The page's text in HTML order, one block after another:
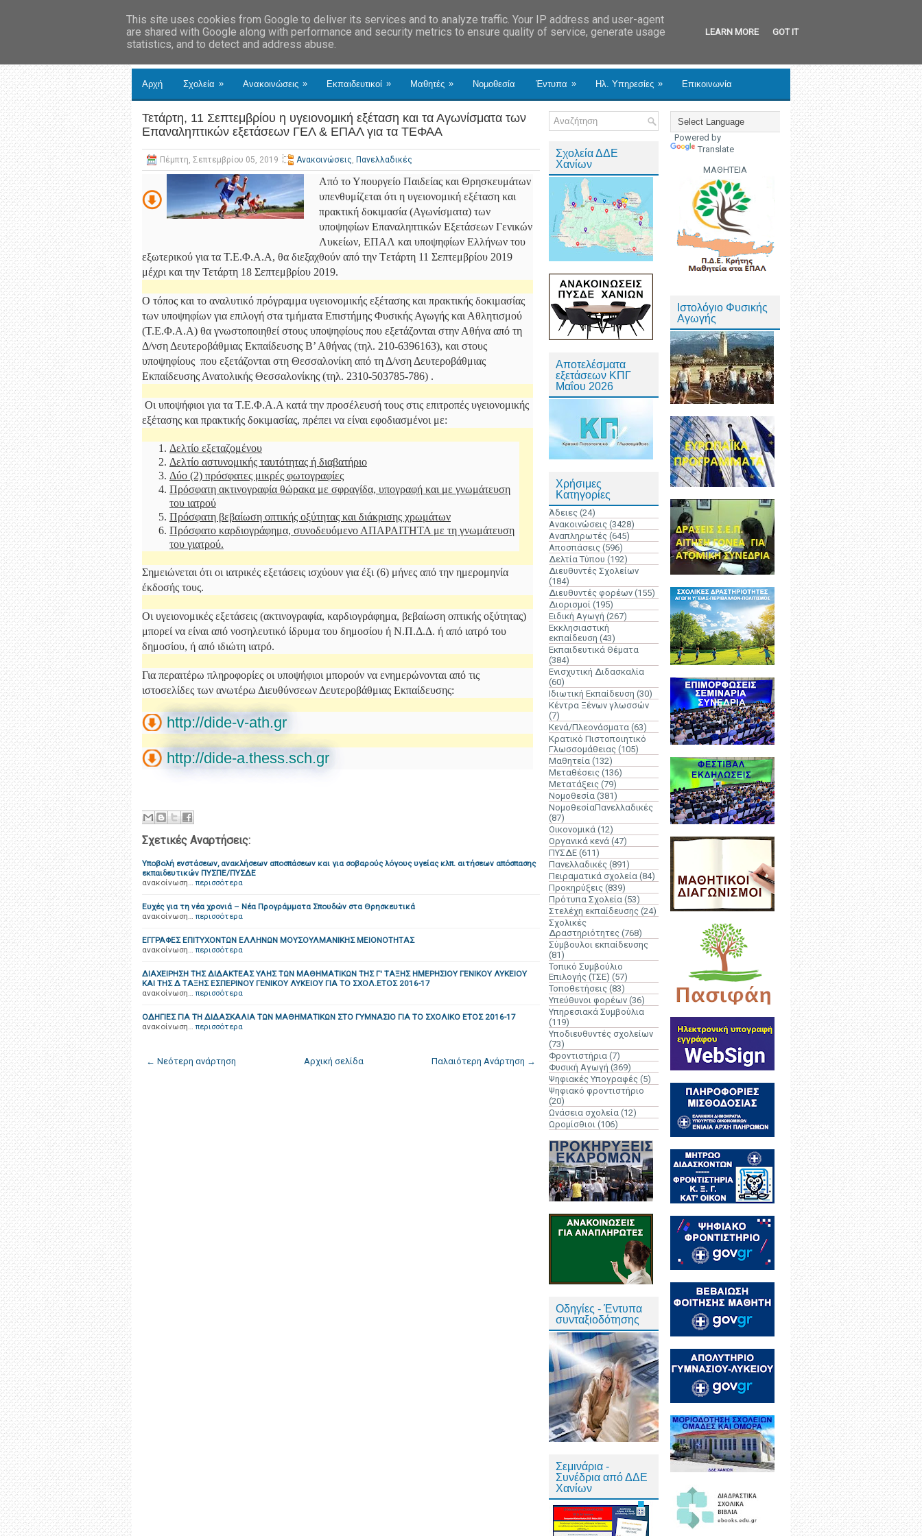
Αρχή Σχολεία » Ανακοινώσεις » Εκπαιδευτικοί » Μαθητές » Νομοθεσία Έντυπα » Ηλ. Υπηρεσίες » Επικοινωνία
Τετάρτη, 11 Σεπτεμβρίου η υγειονομική εξέταση και τα Αγωνίσματα των
Επαναληπτικών εξετάσεων ΓΕΛ & ΕΠΑΛ για τα ΤΕΦΑΑ
Πέμπτη, Σεπτεμβρίου 05, 2019 Ανακοινώσεις, Πανελλαδικές
Από το Υπουργείο Παιδείας και Θρησκευμάτων
υπενθυμίζεται ότι η υγειονομική εξέταση και
πρακτική δοκιμασία (Αγωνίσματα) των
υποψηφίων Επαναληπτικών Εξετάσεων Γενικών
Λυκείων, ΕΠΑΛ και υποψηφίων Ελλήνων του
εξωτερικού για τα Τ.Ε.Φ.Α.Α, θα διεξαχθούν από την Tετάρτη 11 Σεπτεμβρίου 2019
μέχρι και την Τετάρτη 18 Σεπτεμβρίου 2019.
Ο τόπος και το αναλυτικό πρόγραμμα υγειονομικής εξέτασης και πρακτικής δοκιμασίας
των υποψηφίων για επιλογή στα τμήματα Επιστήμης Φυσικής Αγωγής και Αθλητισμού
(Τ.Ε.Φ.Α.Α) θα γνωστοποιηθεί στους υποψηφίους που εξετάζονται στην Αθήνα από τη
Δ/νση Δευτεροβάθμιας Εκπαίδευσης Β’ Αθήνας (τηλ. 210-6396163), και στους
υποψηφίους που εξετάζονται στη Θεσσαλονίκη από τη Δ/νση Δευτεροβάθμιας
Εκπαίδευσης Ανατολικής Θεσσαλονίκης (τηλ. 2310-503785-786) .
Οι υποψήφιοι για τα Τ.Ε.Φ.Α.Α κατά την προσέλευσή τους στις επιτροπές υγειονομικής
εξέτασης και πρακτικής δοκιμασίας, πρέπει να είναι εφοδιασμένοι με:
Δελτίο εξεταζομένου
Δελτίο αστυνομικής ταυτότητας ή διαβατήριο
Δύο (2) πρόσφατες μικρές φωτογραφίες
Πρόσφατη ακτινογραφία θώρακα με σφραγίδα, υπογραφή και με γνωμάτευση
του ιατρού
Πρόσφατη βεβαίωση οπτικής οξύτητας και διάκρισης χρωμάτων
Πρόσφατο καρδιογράφημα, συνοδευόμενο ΑΠΑΡΑΙΤΗΤΑ με τη γνωμάτευση
του γιατρού.
Σημειώνεται ότι οι ιατρικές εξετάσεις ισχύουν για έξι (6) μήνες από την ημερομηνία
έκδοσής τους.
Οι υγειονομικές εξετάσεις (ακτινογραφία, καρδιογράφημα, βεβαίωση οπτικής οξύτητας)
μπορεί να είναι από νοσηλευτικό ίδρυμα του δημοσίου ή Ν.Π.Δ.Δ. ή από ιατρό του
δημοσίου, ή από ιδιώτη ιατρό.
Για περαιτέρω πληροφορίες οι υποψήφιοι μπορούν να ενημερώνονται από τις
ιστοσελίδες των ανωτέρω Διευθύνσεων Δευτεροβάθμιας Εκπαίδευσης:
http://dide-v-ath.gr
http://dide-a.thess.sch.gr
Σχετικές Αναρτήσεις:
Υποβολή ενστάσεων, ανακλήσεων αποσπάσεων και για σοβαρούς λόγους υγείας κλπ. αιτήσεων απόσπασης
εκπαιδευτικών ΠΥΣΠΕ/ΠΥΣΔΕ
ανακοίνωση… περισσότερα
Ευχές για τη νέα χρονιά – Νέα Προγράμματα Σπουδών στα Θρησκευτικά
ανακοίνωση… περισσότερα
ΕΓΓΡΑΦΕΣ ΕΠΙΤΥΧΟΝΤΩΝ ΕΛΛΗΝΩΝ ΜΟΥΣΟΥΛΜΑΝΙΚΗΣ ΜΕΙΟΝΟΤΗΤΑΣ
ανακοίνωση… περισσότερα
ΔΙΑΧΕΙΡΗΣΗ ΤΗΣ ΔΙΔΑΚΤΕΑΣ ΥΛΗΣ ΤΩΝ ΜΑΘΗΜΑΤΙΚΩΝ ΤΗΣ Γ' ΤΑΞΗΣ ΗΜΕΡΗΣΙΟΥ ΓΕΝΙΚΟΥ ΛΥΚΕΙΟΥ
ΚΑΙ ΤΗΣ Δ ΤΑΞΗΣ ΕΣΠΕΡΙΝΟΥ ΓΕΝΙΚΟΥ ΛΥΚΕΙΟΥ ΓΙΑ ΤΟ ΣΧΟΛ.ΕΤΟΣ 2016-17
ανακοίνωση… περισσότερα
ΟΔΗΓΙΕΣ ΓΙΑ ΤΗ ΔΙΔΑΣΚΑΛΙΑ ΤΩΝ ΜΑΘΗΜΑΤΙΚΩΝ ΣΤΟ ΓΥΜΝΑΣΙΟ ΓΙΑ ΤΟ ΣΧΟΛΙΚΟ ΕΤΟΣ 2016-17
ανακοίνωση… περισσότερα
← Νεότερη ανάρτηση Παλαιότερη Ανάρτηση →
Αρχική σελίδα
Σχολεία ΔΔΕ
Χανίων
Αποτελέσματα
εξετάσεων ΚΠΓ
Μαΐου 2026
Χρήσιμες
Κατηγορίες
Άδειες (24)
Ανακοινώσεις (3428)
Αναπληρωτές (645)
Αποσπάσεις (596)
Δελτία Τύπου (192)
Διευθυντές Σχολείων
(184)
Διευθυντές φορέων (155)
Διορισμοί (195)
Ειδική Αγωγή (267)
Εκκλησιαστική
εκπαίδευση (43)
Εκπαιδευτικά Θέματα
(384)
Ενισχυτική Διδασκαλία
(60)
Ιδιωτική Εκπαίδευση (30)
Κέντρα Ξένων γλωσσών
(7)
Κενά/Πλεονάσματα (63)
Κρατικό Πιστοποιητικό
Γλωσσομάθειας (105)
Μαθητεία (132)
Μεταθέσεις (136)
Μετατάξεις (79)
Νομοθεσία (381)
ΝομοθεσίαΠανελλαδικές
(87)
Οικονομικά (12)
Οργανικά κενά (47)
ΠΥΣΔΕ (611)
Πανελλαδικές (891)
Πειραματικά σχολεία (84)
Προκηρύξεις (839)
Πρότυπα Σχολεία (53)
Στελέχη εκπαίδευσης (24)
Σχολικές
Δραστηριότητες (768)
Σύμβουλοι εκπαίδευσης
(81)
Τοπικό Συμβούλιο
Επιλογής (ΤΣΕ) (57)
Τοποθετήσεις (83)
Υπεύθυνοι φορέων (36)
Υπηρεσιακά Συμβούλια
(119)
Υποδιευθυντές σχολείων
(73)
Φροντιστήρια (7)
Φυσική Αγωγή (369)
Ψηφιακές Υπογραφές (5)
Ψηφιακό φροντιστήριο
(20)
Ωνάσεια σχολεία (12)
Ωρομίσθιοι (106)
Οδηγίες - Έντυπα
συνταξιοδότησης
Σεμινάρια -
Συνέδρια από ΔΔΕ
Χανίων
Powered by
Translate
ΜΑΘΗΤΕΙΑ
Ιστολόγιο Φυσικής
Αγωγής
This site uses cookies from Google to deliver its services and to analyze traffic. Your IP address and user-agent
are shared with Google along with performance and security metrics to ensure quality of service, generate usage
statistics, and to detect and address abuse.
LEARN MORE GOT IT